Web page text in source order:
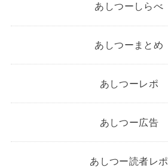
あしつーしらべ
あしつーまとめ
あしつーレポ
あしつー広告
あしつー読者レポ